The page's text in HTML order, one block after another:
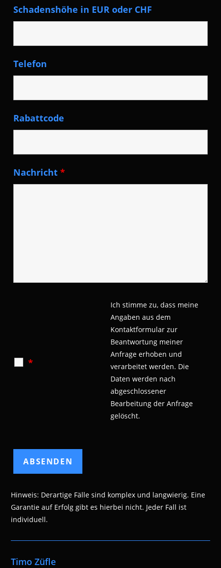
Schadenshöhe in EUR oder CHF
Telefon
Rabattcode
Nachricht*
*
Ich stimme zu, dass meine
Angaben aus dem
Kontaktformular zur
Beantwortung meiner
Anfrage erhoben und
verarbeitet werden. Die
Daten werden nach
abgeschlossener
Bearbeitung der Anfrage
gelöscht.
Hinweis: Derartige Fälle sind komplex und langwierig. Eine
Garantie auf Erfolg gibt es hierbei nicht. Jeder Fall ist
individuell.
Timo Züfle